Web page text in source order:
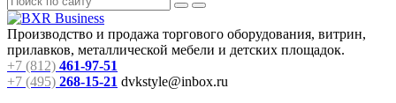
Производство и продажа торгового оборудования, витрин,
прилавков, металлической мебели и детских площадок.
+7 (812) 461-97-51
+7 (495) 268-15-21 dvkstyle@inbox.ru